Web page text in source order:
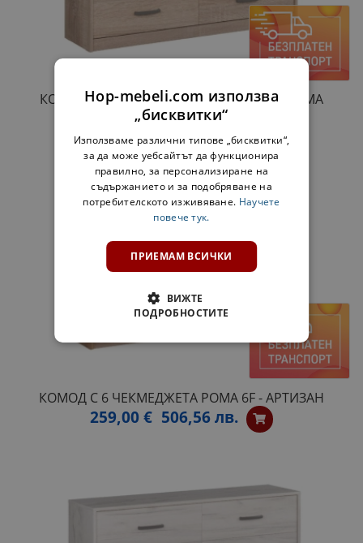
КОМОД С 6 ЧЕКМЕДЖЕТА РОМА 6F - СОНОМА
259,00 € 506,56 лв.
КОМОД С 6 ЧЕКМЕДЖЕТА РОМА 6F - АРТИЗАН
259,00 € 506,56 лв.
Hop-mebeli.com използва
„бисквитки“
Използваме различни типове „бисквитки“,
за да може уебсайтът да функционира
правилно, за персонализиране на
съдържанието и за подобряване на
потребителското изживяване. Научете
повече тук.
ПРИЕМАМ ВСИЧКИ
ВИЖТЕ
ПОДРОБНОСТИТЕ